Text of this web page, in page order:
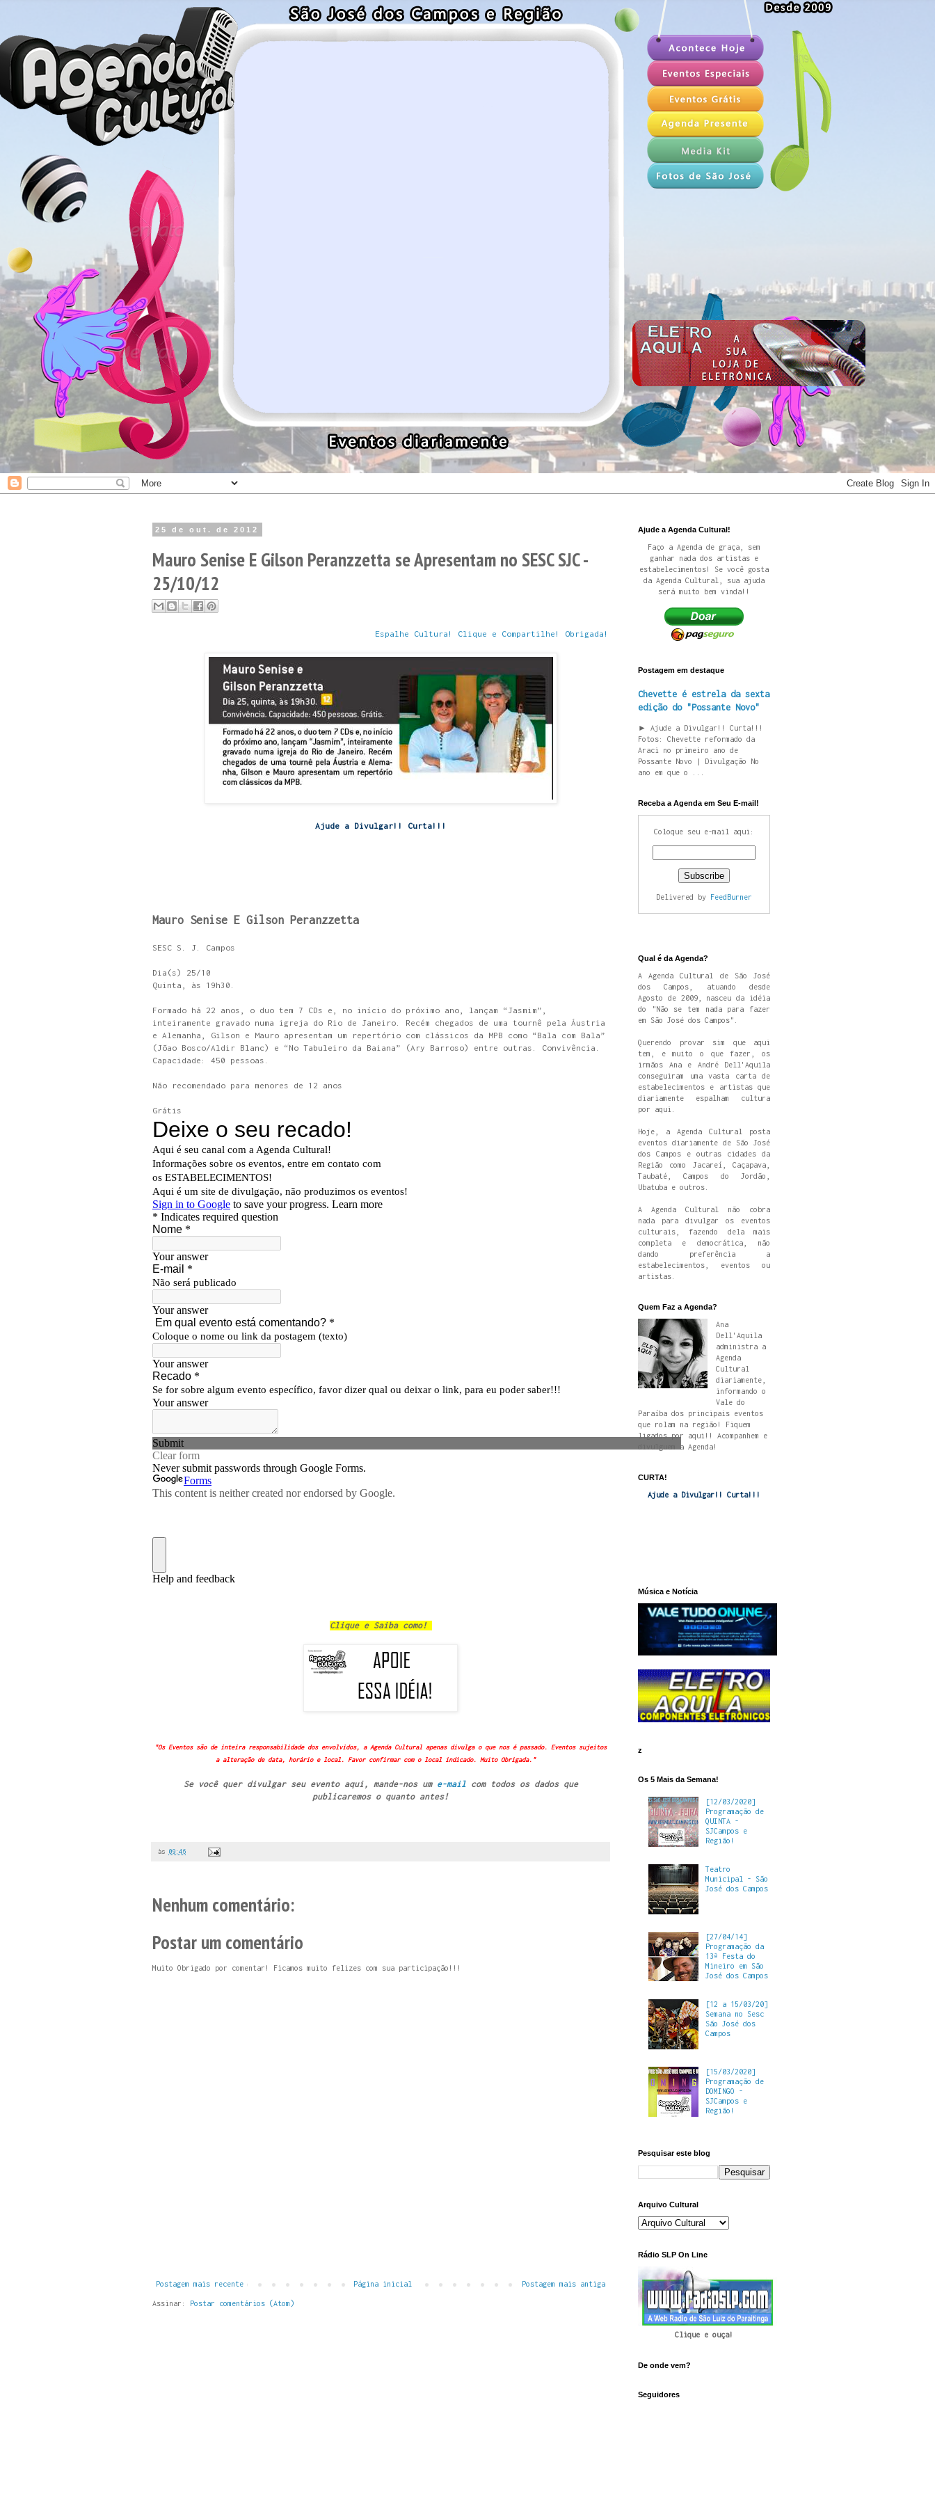
25 de out. de 2012
Mauro Senise E Gilson Peranzzetta se Apresentam no SESC SJC -
25/10/12
Espalhe Cultura! Clique e Compartilhe! Obrigada!
Ajude a Divulgar!! Curta!!!
Mauro Senise E Gilson Peranzzetta
SESC S. J. Campos
Dia(s) 25/10
Quinta, às 19h30.
Formado há 22 anos, o duo tem 7 CDs e, no início do próximo ano, lançam “Jasmim”,
inteiramente gravado numa igreja do Rio de Janeiro. Recém chegados de uma tournê pela Áustria
e Alemanha, Gilson e Mauro apresentam um repertório com clássicos da MPB como “Bala com Bala”
(Jõao Bosco/Aldir Blanc) e “No Tabuleiro da Baiana” (Ary Barroso) entre outras. Convivência.
Capacidade: 450 pessoas.
Não recomendado para menores de 12 anos
Grátis
Clique e Saiba como!
"Os Eventos são de inteira responsabilidade dos envolvidos, a Agenda Cultural apenas divulga o que nos é passado. Eventos sujeitos
a alteração de data, horário e local. Favor confirmar com o local indicado. Muito Obrigada."
Se você quer divulgar seu evento aqui, mande-nos um e-mailcom todos os dados que
publicaremos o quanto antes!
às 09:46
Nenhum comentário:
Postar um comentário
Muito Obrigado por comentar! Ficamos muito felizes com sua participação!!!
Postagem mais recente Postagem mais antiga
Página inicial
Assinar: Postar comentários (Atom)
Ajude a Agenda Cultural!
Faço a Agenda de graça, sem
ganhar nada dos artistas e
estabelecimentos! Se você gosta
da Agenda Cultural, sua ajuda
será muito bem vinda!!
Postagem em destaque
Chevette é estrela da sexta
edição do "Possante Novo"
► Ajude a Divulgar!! Curta!!!
Fotos: Chevette reformado da
Araci no primeiro ano de
Possante Novo | Divulgação No
ano em que o ...
Receba a Agenda em Seu E-mail!
Coloque seu e-mail aqui:
Delivered by FeedBurner
Qual é da Agenda?
A Agenda Cultural de São José
dos Campos, atuando desde
Agosto de 2009, nasceu da idéia
do "Não se tem nada para fazer
em São José dos Campos".
Querendo provar sim que aqui
tem, e muito o que fazer, os
irmãos Ana e André Dell'Aquila
conseguiram uma vasta carta de
estabelecimentos e artistas que
diariamente espalham cultura
por aqui.
Hoje, a Agenda Cultural posta
eventos diariamente de São José
dos Campos e outras cidades da
Região como Jacareí, Caçapava,
Taubaté, Campos do Jordão,
Ubatuba e outros.
A Agenda Cultural não cobra
nada para divulgar os eventos
culturais, fazendo dela mais
completa e democrática, não
dando preferência a
estabelecimentos, eventos ou
artistas.
Quem Faz a Agenda?
Ana
Dell'Aquila
administra a
Agenda
Cultural
diariamente,
informando o
Vale do
Paraíba dos principais eventos
que rolam na região! Fiquem
ligados por aqui!! Acompanhem e
divulguem a Agenda!
CURTA!
Ajude a Divulgar!! Curta!!!
Música e Notícia
z
Os 5 Mais da Semana!
[12/03/2020]
Programação de
QUINTA -
SJCampos e
Região!
Teatro
Municipal - São
José dos Campos
[27/04/14]
Programação da
13ª Festa do
Mineiro em São
José dos Campos
[12 a 15/03/20]
Semana no Sesc
São José dos
Campos
[15/03/2020]
Programação de
DOMINGO -
SJCampos e
Região!
Pesquisar este blog
Arquivo Cultural
Rádio SLP On Line
Clique e ouça!
De onde vem?
Seguidores